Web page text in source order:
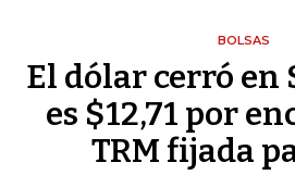
BOLSAS
El dólar cerró en
es $12,71 por
TRM fijada